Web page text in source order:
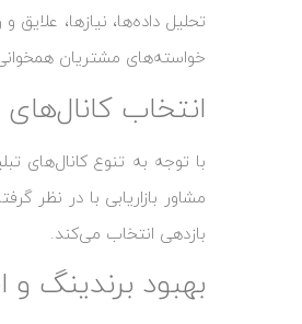
تحلیل داده‌ها، نیازها،
خواسته‌های مشتریان
انتخاب
با توجه به تنوع کانال‌های
مشاور بازاریابی با در نظر
بازدهی انتخاب می‌کند.
بهبود برندینگ